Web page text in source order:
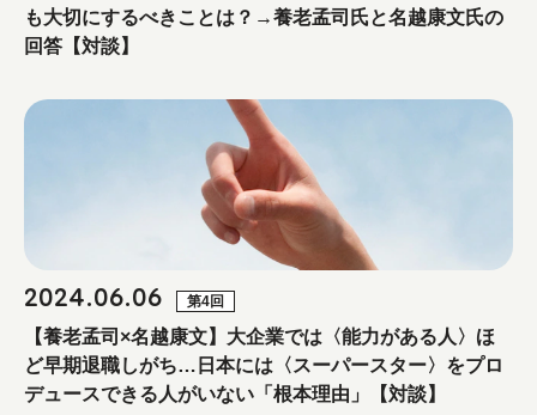
も大切にするべきことは？→養老孟司氏と名越康文氏の
回答【対談】
2024.06.06 第4回
【養老孟司×名越康文】大企業では〈能力がある人〉ほ
ど早期退職しがち…日本には〈スーパースター〉をプロ
デュースできる人がいない「根本理由」【対談】